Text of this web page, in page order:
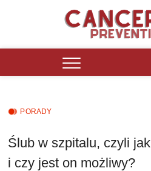
Cancer
PORTAL INFORMACYJNY
ZMAGAJĄCYCH SIĘ Z
PORADY
Ślub w szpitalu, czyli
i czy jest on możliwy?